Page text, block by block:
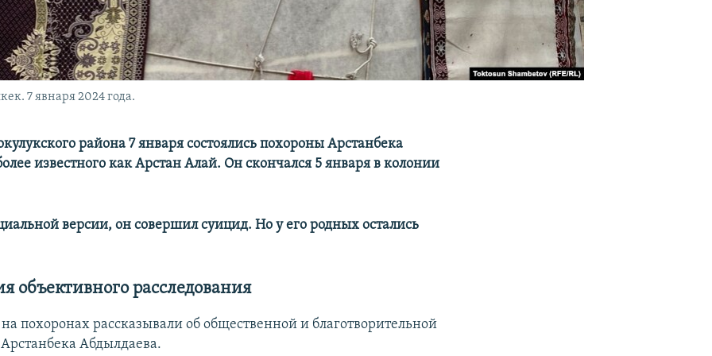
7 явнаря 2024 года.
района 7 января состоялись похороны Арстанбека
известного как Арстан Алай. Он скончался 5 января в колонии
версии, он совершил суицид. Но у его родных остались
объективного расследования
похоронах рассказывали об общественной и благотворительной
Абдылдаева.